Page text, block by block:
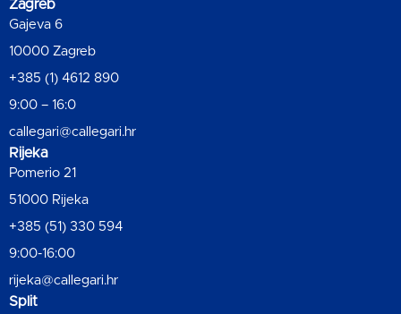
Zagreb
Gajeva 6
10000 Zagreb
+385 (1) 4612 890
9:00 – 16:0
callegari@callegari.hr
Rijeka
Pomerio 21
51000 Rijeka
+385 (51) 330 594
9:00-16:00
rijeka@callegari.hr
Split